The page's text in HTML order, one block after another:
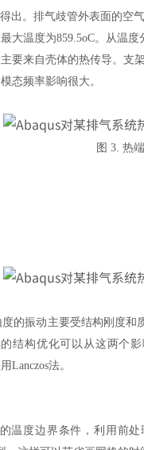
出。排气歧管外表面的空
大温度为859.5oC。从温
要来自壳体的热传导。
态频率影响很大。
图 3. 热
的振动主要受结构刚度
结构优化可以从这两个
Lanczos法。
温度边界条件，利用前